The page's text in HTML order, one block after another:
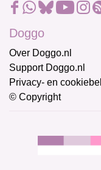
Doggo
Over Doggo.nl
Support Doggo.nl
Privacy- en
© Copyright